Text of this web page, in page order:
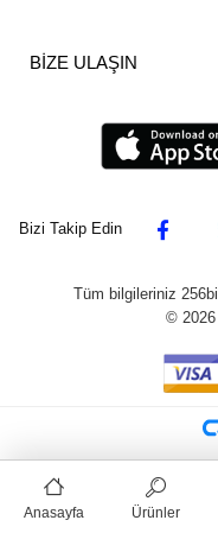
BİZE ULAŞIN
Bizi Takip Edin
Tüm bilgileriniz
© 2026
Anasayfa Ürünler